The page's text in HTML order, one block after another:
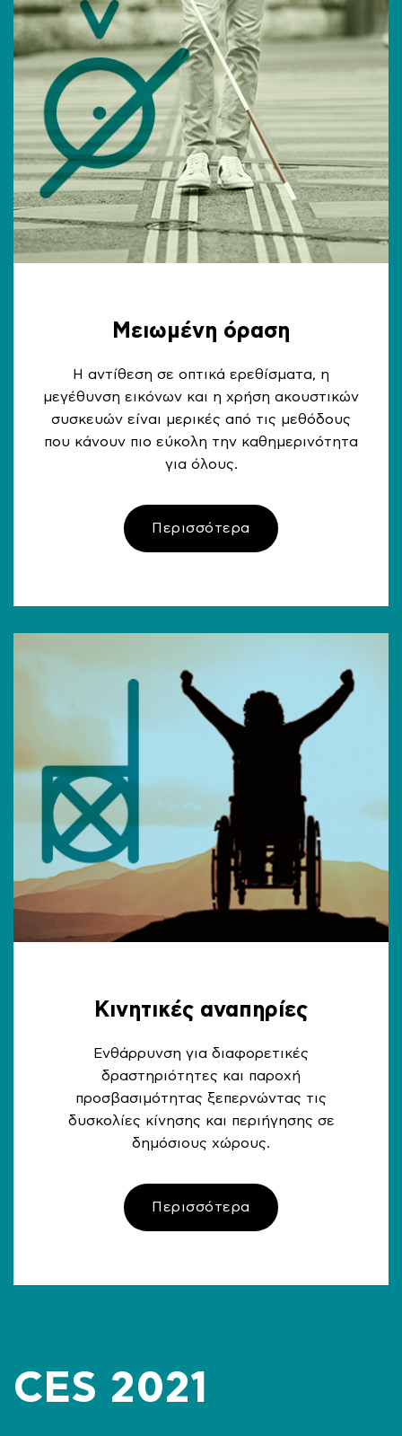
Μειωμένη όραση
Η αντίθεση σε οπτικά ερεθίσματα, η
μεγέθυνση εικόνων και η χρήση ακουστικών
συσκευών είναι μερικές από τις μεθόδους
που κάνουν πιο εύκολη την καθημερινότητα
για όλους.
Περισσότερα
Κινητικές αναπηρίες
Ενθάρρυνση για διαφορετικές
δραστηριότητες και παροχή
προσβασιμότητας ξεπερνώντας τις
δυσκολίες κίνησης και περιήγησης σε
δημόσιους χώρους.
Περισσότερα
CES 2021